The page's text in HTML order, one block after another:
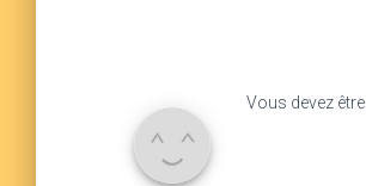
Vous devez être